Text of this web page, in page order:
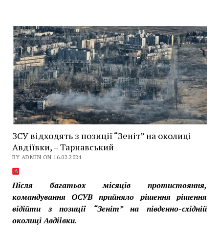
ЗСУ відходять з позиції “Зеніт” на околиці
Авдіївки, – Тарнавський
BY ADMIN ON 16.02.2024
Після багатьох місяців протистояння,
командування ОСУВ прийняло рішення рішення
відійти з позиції “Зеніт” на південно-східній
околиці Авдіївки.